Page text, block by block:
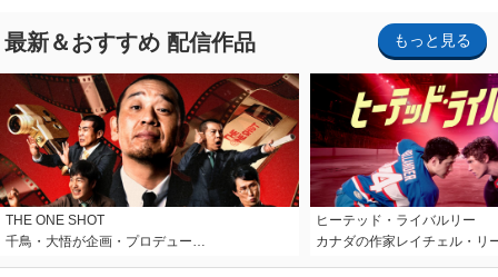
最新＆おすすめ 配信作品 もっと見る
THE ONE SHOT
千鳥・大悟が企画・プロデュー…
ヒーテッド・ライバルリー
カナダの作家レイチェル・リ